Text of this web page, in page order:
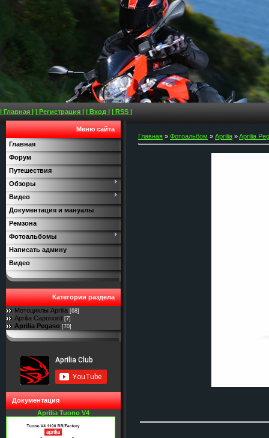
| Главная | | Регистрация | | Вход | | RSS |
Меню сайта
Главная
Форум
Путешествия
Обзоры
Видео
Документация и мануалы
Ремзона
Фотоальбомы
Написать админу
Видео
Категории раздела
Мотоциклы Aprilia [68]
Aprilia Caponord [7]
Aprilia Pegaso [70]
Документация
Aprilia Tuono V4
Главная » Фотоальбом » Aprilia »Aprilia